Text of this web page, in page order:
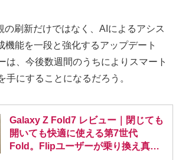
の刷新だけではなく、AIによるアシス
機能を一段と強化するアップデート
は、今後数週間のうちによりスマート
手にすることになるだろう。
Galaxy Z Fold7 レビュー｜閉じても
開いても快適に使える第7世代
Fold。Flipユーザーが乗り換え真剣